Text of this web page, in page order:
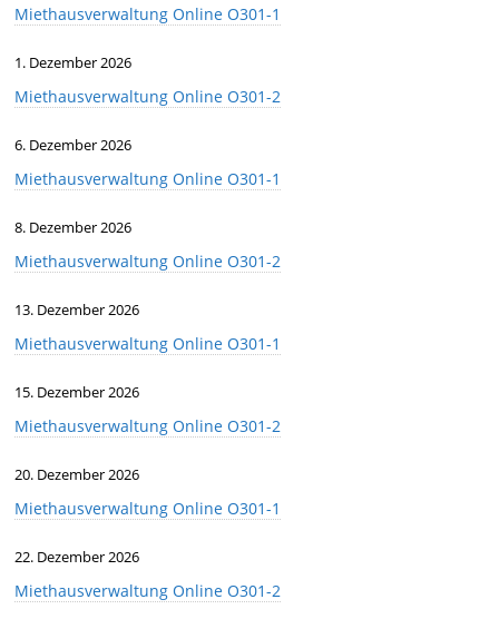
Miethausverwaltung Online O301-1
1. Dezember 2026
Miethausverwaltung Online O301-2
6. Dezember 2026
Miethausverwaltung Online O301-1
8. Dezember 2026
Miethausverwaltung Online O301-2
13. Dezember 2026
Miethausverwaltung Online O301-1
15. Dezember 2026
Miethausverwaltung Online O301-2
20. Dezember 2026
Miethausverwaltung Online O301-1
22. Dezember 2026
Miethausverwaltung Online O301-2